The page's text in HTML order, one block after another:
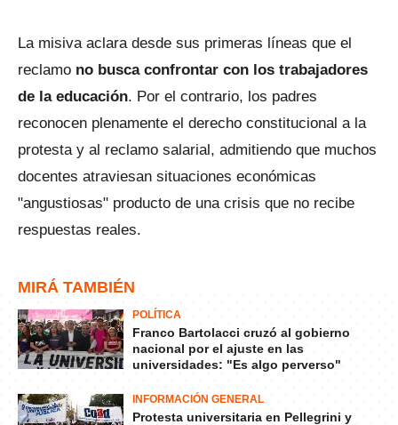
La misiva aclara desde sus primeras líneas que el
reclamo no busca confrontar con los trabajadores
de la educación. Por el contrario, los padres
reconocen plenamente el derecho constitucional a la
protesta y al reclamo salarial, admitiendo que muchos
docentes atraviesan situaciones económicas
"angustiosas" producto de una crisis que no recibe
respuestas reales.
MIRÁ TAMBIÉN
POLÍTICA
Franco Bartolacci cruzó al gobierno
nacional por el ajuste en las
universidades: "Es algo perverso"
INFORMACIÓN GENERAL
Protesta universitaria en Pellegrini y